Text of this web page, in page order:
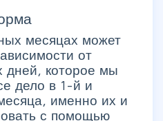
месяцах может
от
дней, которое мы
дело в 1-й и
именно их и
с помощью